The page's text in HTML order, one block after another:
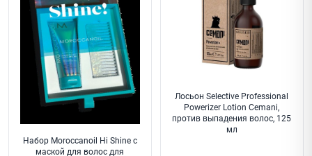
Набор Moroccanoil Hi Shine с
маской для волос для
Лосьон Selective Professional
Powerizer Lotion Cemani,
против выпадения волос, 125
мл